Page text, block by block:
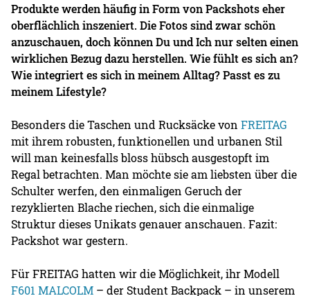
Produkte werden häufig in Form von Packshots eher
oberflächlich inszeniert. Die Fotos sind zwar schön
anzuschauen, doch können Du und Ich nur selten einen
wirklichen Bezug dazu herstellen. Wie fühlt es sich an?
Wie integriert es sich in meinem Alltag? Passt es zu
meinem Lifestyle?
Besonders die Taschen und Rucksäcke vonFREITAG
mit ihrem robusten, funktionellen und urbanen Stil
will man keinesfalls bloss hübsch ausgestopft im
Regal betrachten. Man möchte sie am liebsten über die
Schulter werfen, den einmaligen Geruch der
rezyklierten Blache riechen, sich die einmalige
Struktur dieses Unikats genauer anschauen. Fazit:
Packshot war gestern.
Für FREITAG hatten wir die Möglichkeit, ihr Modell
F601 MALCOLM – der Student Backpack – in unserem